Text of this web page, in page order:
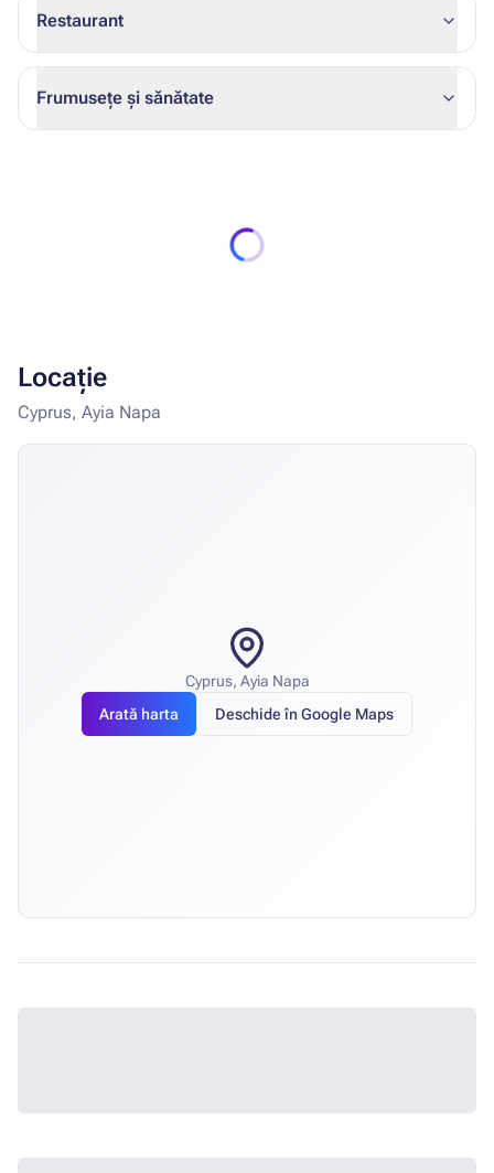
Restaurant
Frumusețe și sănătate
Locație
Cyprus, Ayia Napa
Cyprus, Ayia Napa
Arată harta
Deschide în Google Maps